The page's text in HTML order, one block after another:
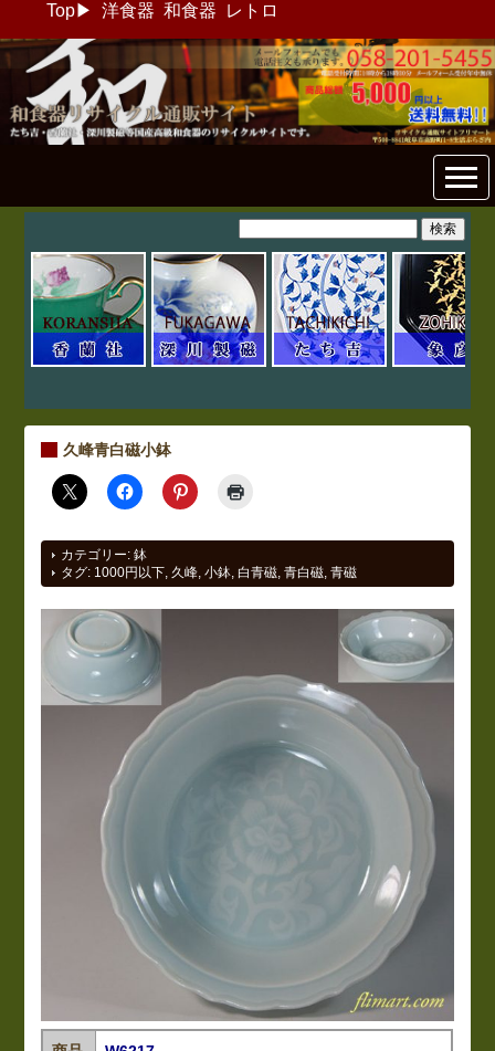
Top▶ 洋食器 和食器 レトロ
和食器リサイクル通販専門店
フリマート
久峰青白磁小鉢
カテゴリー:鉢
タグ: 1000円以下 久峰 ,小鉢 白青磁 ,青白磁 ,青磁